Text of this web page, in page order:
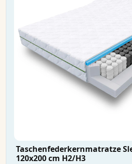
Taschenfederkernmatratze
120x200 cm H2/H3